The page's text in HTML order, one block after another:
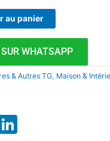
au panier
WHATSAPP
& Autres TG Maison &